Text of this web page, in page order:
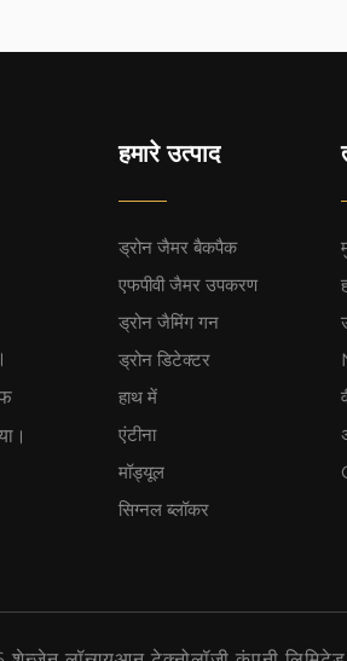
हमारे उत्पाद
ड्रोन जैमर बैकपैक
एफपीवी जैमर उपकरण
ड्रोन जैमिंग गन
ड्रोन डिटेक्टर
हाथ में
एंटीना
मॉड्यूल
सिग्नल ब्लॉकर